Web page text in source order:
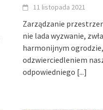
11 listopada 2021
Zarządzanie
nie lada wyzwanie,
harmonijnym
odzwierciedleniem
odpowiedniego [...]